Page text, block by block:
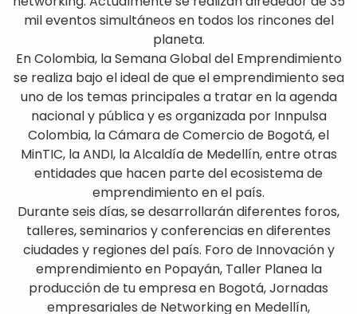
mil eventos simultáneos en todos los rincones del
planeta.
En Colombia, la Semana Global del Emprendimiento
se realiza bajo el ideal de que el emprendimiento sea
uno de los temas principales a tratar en la agenda
nacional y pública y es organizada por Innpulsa
Colombia, la Cámara de Comercio de Bogotá, el
MinTIC, la ANDI, la Alcaldía de Medellín, entre otras
entidades que hacen parte del ecosistema de
emprendimiento en el país.
Durante seis días, se desarrollarán diferentes foros,
talleres, seminarios y conferencias en diferentes
ciudades y regiones del país. Foro de Innovación y
emprendimiento en Popayán, Taller Planea la
producción de tu empresa en Bogotá, Jornadas
empresariales de Networking en Medellín,